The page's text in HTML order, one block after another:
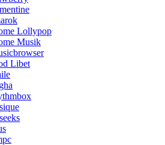
Lollypop
Musik
Libet